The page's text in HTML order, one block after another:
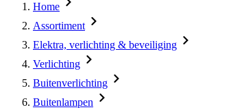
Home
Assortiment
Elektra, verlichting & beveiliging
Verlichting
Buitenverlichting
Buitenlampen